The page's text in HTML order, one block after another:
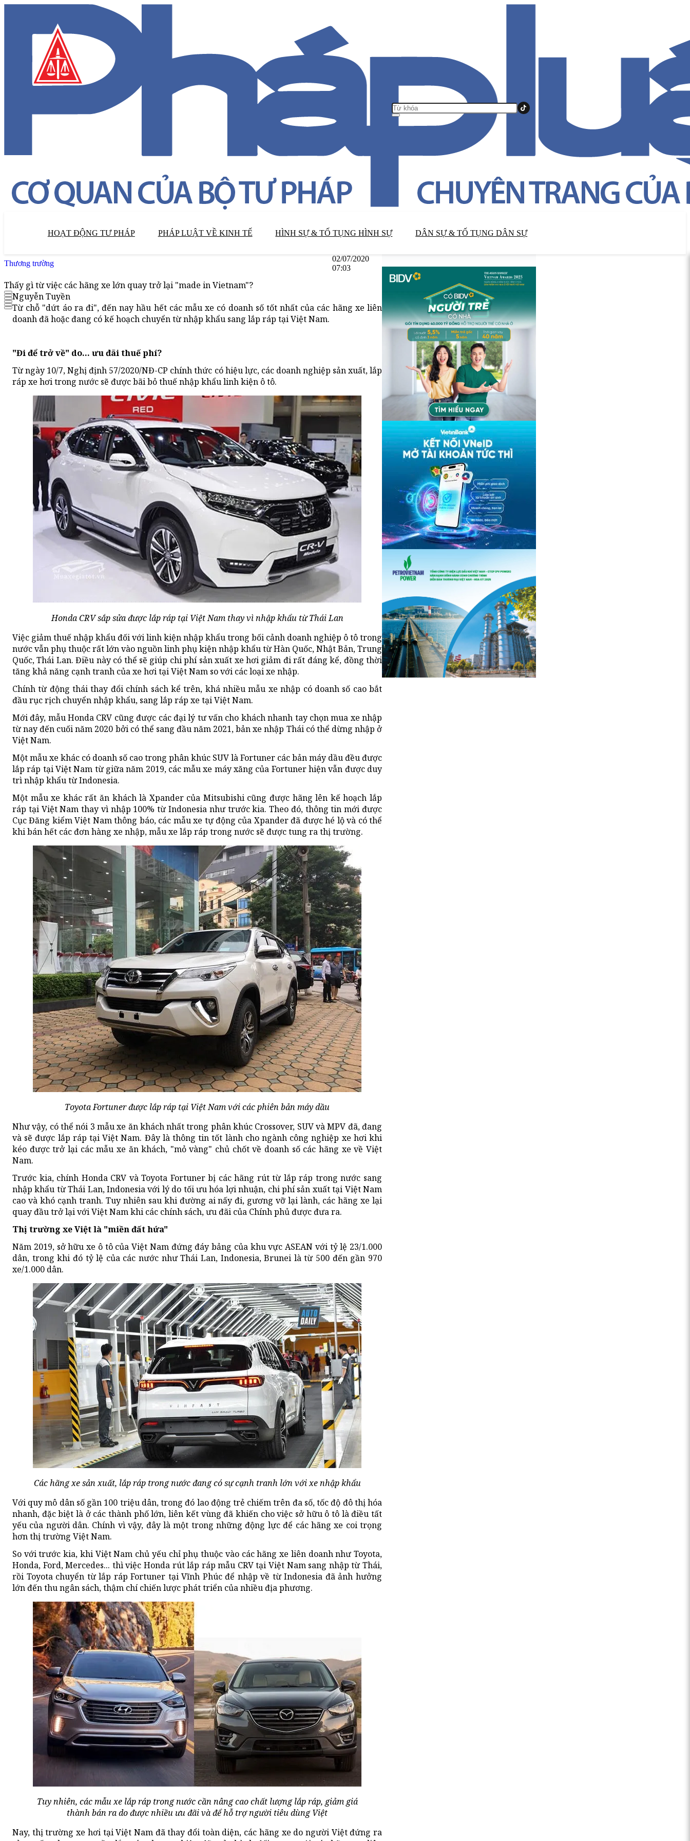
HOẠT ĐỘNG TƯ PHÁP PHÁP LUẬT VỀ KINH TẾ HÌNH SỰ & TỐ TỤNG HÌNH SỰ DÂN SỰ & TỐ TỤNG DÂN SỰ
Thương trường
02/07/2020
07:03
Thấy gì từ việc các hãng xe lớn quay trở lại "made in Vietnam"?
Nguyễn Tuyền
Từ chỗ "dứt áo ra đi", đến nay hầu hết các mẫu xe có doanh số tốt nhất của các hãng xe liên
doanh đã hoặc đang có kế hoạch chuyển từ nhập khẩu sang lắp ráp tại Việt Nam.
"Đi để trở về" do... ưu đãi thuế phí?
Từ ngày 10/7, Nghị định 57/2020/NĐ-CP chính thức có hiệu lực, các doanh nghiệp sản xuất, lắp
ráp xe hơi trong nước sẽ được bãi bỏ thuế nhập khẩu linh kiện ô tô.
Honda CRV sắp sửa được lắp ráp tại Việt Nam thay vì nhập khẩu từ Thái Lan
Việc giảm thuế nhập khẩu đối với linh kiện nhập khẩu trong bối cảnh doanh nghiệp ô tô trong
nước vẫn phụ thuộc rất lớn vào nguồn linh phụ kiện nhập khẩu từ Hàn Quốc, Nhật Bản, Trung
Quốc, Thái Lan. Điều này có thể sẽ giúp chi phí sản xuất xe hơi giảm đi rất đáng kể, đồng thời
tăng khả năng cạnh tranh của xe hơi tại Việt Nam so với các loại xe nhập.
Chính từ động thái thay đổi chính sách kể trên, khá nhiều mẫu xe nhập có doanh số cao bắt
đầu rục rịch chuyển nhập khẩu, sang lắp ráp xe tại Việt Nam.
Mới đây, mẫu Honda CRV cũng được các đại lý tư vấn cho khách nhanh tay chọn mua xe nhập
từ nay đến cuối năm 2020 bởi có thể sang đầu năm 2021, bản xe nhập Thái có thể dừng nhập ở
Việt Nam.
Một mẫu xe khác có doanh số cao trong phân khúc SUV là Fortuner các bản máy dầu đều được
lắp ráp tại Việt Nam từ giữa năm 2019, các mẫu xe máy xăng của Fortuner hiện vẫn được duy
trì nhập khẩu từ Indonesia.
Một mẫu xe khác rất ăn khách là Xpander của Mitsubishi cũng được hãng lên kế hoạch lắp
ráp tại Việt Nam thay vì nhập 100% từ Indonesia như trước kia. Theo đó, thông tin mới được
Cục Đăng kiểm Việt Nam thông báo, các mẫu xe tự động của Xpander đã được hé lộ và có thể
khi bán hết các đơn hàng xe nhập, mẫu xe lắp ráp trong nước sẽ được tung ra thị trường.
Toyota Fortuner được lắp ráp tại Việt Nam với các phiên bản máy dầu
Như vậy, có thể nói 3 mẫu xe ăn khách nhất trong phân khúc Crossover, SUV và MPV đã, đang
và sẽ được lắp ráp tại Việt Nam. Đây là thông tin tốt lành cho ngành công nghiệp xe hơi khi
kéo được trở lại các mẫu xe ăn khách, "mỏ vàng" chủ chốt về doanh số các hãng xe về Việt
Nam.
Trước kia, chính Honda CRV và Toyota Fortuner bị các hãng rút từ lắp ráp trong nước sang
nhập khẩu từ Thái Lan, Indonesia với lý do tối ưu hóa lợi nhuận, chi phí sản xuất tại Việt Nam
cao và khó cạnh tranh. Tuy nhiên sau khi đường ai nấy đi, gương vỡ lại lành, các hãng xe lại
quay đầu trở lại với Việt Nam khi các chính sách, ưu đãi của Chính phủ được đưa ra.
Thị trường xe Việt là "miền đất hứa"
Năm 2019, sở hữu xe ô tô của Việt Nam đứng đáy bảng của khu vực ASEAN với tỷ lệ 23/1.000
dân, trong khi đó tỷ lệ của các nước như Thái Lan, Indonesia, Brunei là từ 500 đến gần 970
xe/1.000 dân.
Các hãng xe sản xuất, lắp ráp trong nước đang có sự cạnh tranh lớn với xe nhập khẩu
Với quy mô dân số gần 100 triệu dân, trong đó lao động trẻ chiếm trên đa số, tốc độ đô thị hóa
nhanh, đặc biệt là ở các thành phố lớn, liên kết vùng đã khiến cho việc sở hữu ô tô là điều tất
yếu của người dân. Chính vì vậy, đây là một trong những động lực để các hãng xe coi trọng
hơn thị trường Việt Nam.
So với trước kia, khi Việt Nam chủ yếu chỉ phụ thuộc vào các hãng xe liên doanh như Toyota,
Honda, Ford, Mercedes... thì việc Honda rút lắp ráp mẫu CRV tại Việt Nam sang nhập từ Thái,
rồi Toyota chuyển từ lắp ráp Fortuner tại Vĩnh Phúc để nhập về từ Indonesia đã ảnh hưởng
lớn đến thu ngân sách, thậm chí chiến lược phát triển của nhiều địa phương.
Tuy nhiên, các mẫu xe lắp ráp trong nước cần nâng cao chất lượng lắp ráp, giảm giá
thành bán ra do được nhiều ưu đãi và để hỗ trợ người tiêu dùng Việt
Nay, thị trường xe hơi tại Việt Nam đã thay đổi toàn diện, các hãng xe do người Việt đứng ra